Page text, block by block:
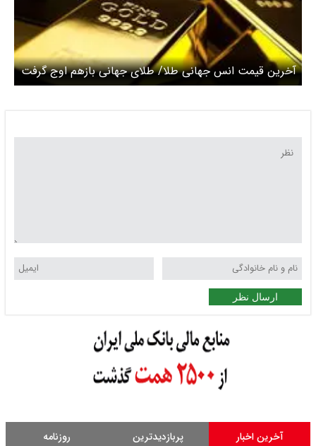
آخرین قیمت انس جهانی طلا/‌ طلای جهانی بازهم اوج گرفت
ارسال نظر
آخرین اخبار پربازدیدترین روزنامه